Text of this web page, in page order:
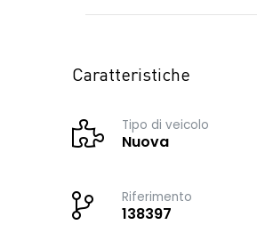
Caratteristiche
Tipo di veicolo
Nuova
Riferimento
138397